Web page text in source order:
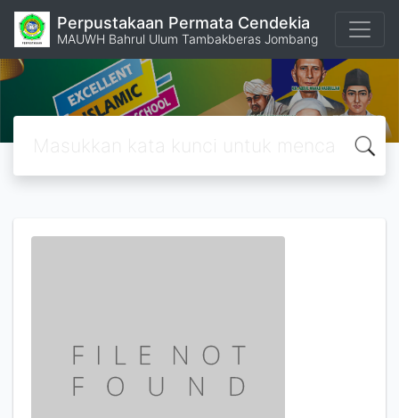
Perpustakaan Permata Cendekia
MAUWH Bahrul Ulum Tambakberas Jombang